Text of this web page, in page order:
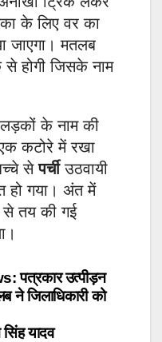
के लिए वर का
जाएगा। मतलब
होगी जिसके नाम
के नाम की
कटोरे में रखा
सेपर्चीउठवायी
हो गया। अंत में
से तय की गई
पत्रकार उत्पीड़न
ने जिलाधिकारी को
यादव